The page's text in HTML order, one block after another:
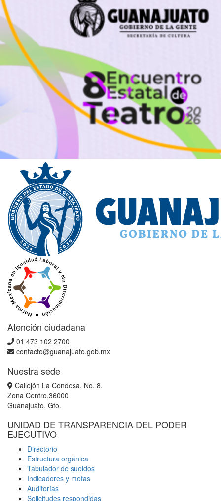
Atención ciudadana
01 473 102 2700
contacto@guanajuato.gob.mx
Nuestra sede
Callejón La Condesa, No. 8,
Zona Centro,36000
Guanajuato, Gto.
UNIDAD DE TRANSPARENCIA DEL PODER
EJECUTIVO
Directorio
Estructura orgánica
Tabulador de sueldos
Indicadores y metas
Auditorías
Solicitudes respondidas